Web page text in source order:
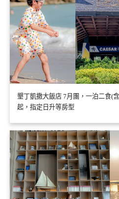
墾丁凱撒大飯店 7月團，一泊二食(
起，指定日升等房型